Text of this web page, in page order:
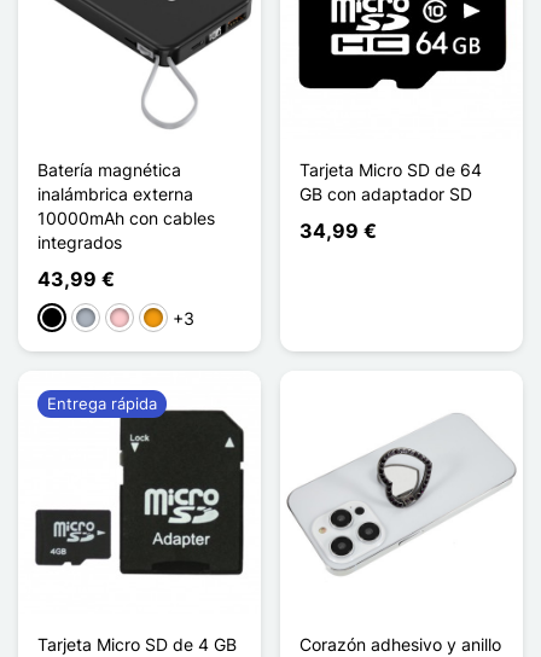
Batería magnética
inalámbrica externa
10000mAh con cables
integrados
43,99 €
NegroGris RosaNaranja
+3
Tarjeta Micro SD de 64
GB con adaptador SD
34,99 €
Tarjeta Micro SD de 4 GB
Entrega rápida
Corazón adhesivo y anillo